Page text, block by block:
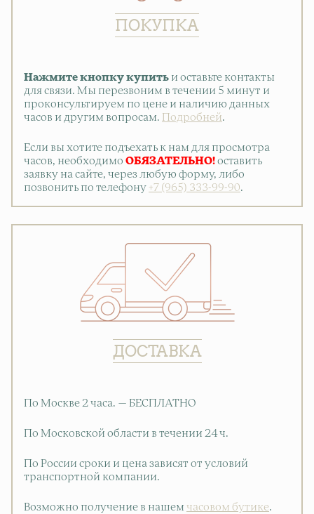
ПОКУПКА
Нажмите кнопку купить и оставьте контакты
для связи. Мы перезвоним в течении 5 минут и
проконсультируем по цене и наличию данных
часов и другим вопросам.
Подробней.
Если вы хотите подъехать к нам для просмотра
часов, необходимо ОБЯЗАТЕЛЬНО! оставить
заявку на сайте, через любую форму, либо
позвонить по телефону +7 (965) 333-99-90.
ДОСТАВКА
По Москве 2 часа. — БЕСПЛАТНО
По Московской области в течении 24 ч.
По России сроки и цена зависят от условий
транспортной компании.
Возможно получение в нашем часовом бутике.